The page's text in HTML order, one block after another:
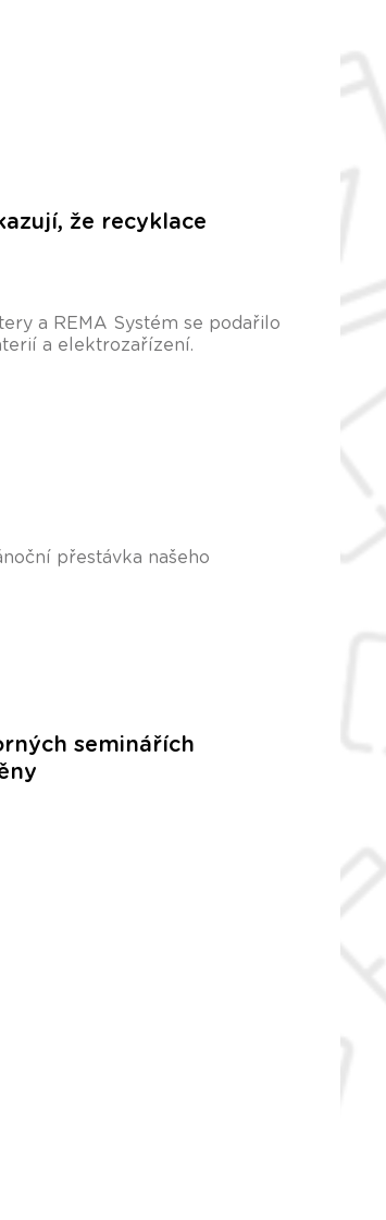
že recyklace
a REMA Systém se podařilo
a elektrozařízení.
přestávka našeho
seminářích